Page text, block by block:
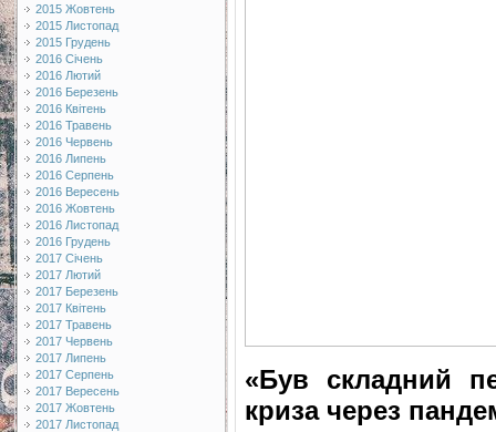
2015 Жовтень
2015 Листопад
2015 Грудень
2016 Січень
2016 Лютий
2016 Березень
2016 Квітень
2016 Травень
2016 Червень
2016 Липень
2016 Серпень
2016 Вересень
2016 Жовтень
2016 Листопад
2016 Грудень
2017 Січень
2017 Лютий
2017 Березень
2017 Квітень
2017 Травень
2017 Червень
2017 Липень
2017 Серпень
2017 Вересень
2017 Жовтень
2017 Листопад
«Був складний
криза через